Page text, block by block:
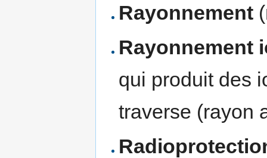
Rayonnement
Rayonnement
qui produit des
traverse (rayon